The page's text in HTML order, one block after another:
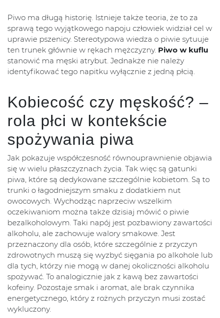
Piwo ma długą historię. Istnieje także teoria, że to za
sprawą tego wyjątkowego napoju człowiek widział cel w
uprawie pszenicy. Stereotypowa wiedza o piwie sytuuje
ten trunek głównie w rękach mężczyzny. Piwo w kuflu
stanowić ma męski atrybut. Jednakże nie należy
identyfikować tego napitku wyłącznie z jedną płcią.
Kobiecość czy męskość? –
rola płci w kontekście
spożywania piwa
Jak pokazuje współczesność równouprawnienie objawia
się w wielu płaszczyznach życia. Tak więc są gatunki
piwa, które są dedykowane szczególnie kobietom. Są to
trunki o łagodniejszym smaku z dodatkiem nut
owocowych. Wychodząc naprzeciw wszelkim
oczekiwaniom można także dzisiaj mówić o piwie
bezalkoholowym. Taki napój jest pozbawiony zawartości
alkoholu, ale zachowuje walory smakowe. Jest
przeznaczony dla osób, które szczególnie z przyczyn
zdrowotnych muszą się wyzbyć sięgania po alkohole lub
dla tych, którzy nie mogą w danej okoliczności alkoholu
spożywać. To analogicznie jak z kawą bez zawartości
kofeiny. Pozostaje smak i aromat, ale brak czynnika
energetycznego, który z rożnych przyczyn musi zostać
wykluczony.